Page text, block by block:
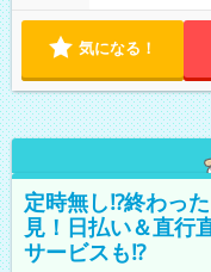
気になる！
定時無し⁉終わっ
見！日払い＆直行
サービスも⁉